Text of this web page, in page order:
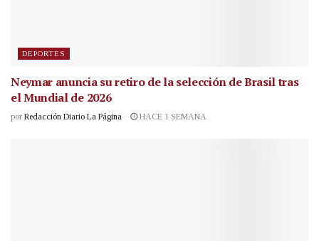
DEPORTES
Neymar anuncia su retiro de la selección de Brasil tras
el Mundial de 2026
por Redacción Diario La Página HACE 1 SEMANA